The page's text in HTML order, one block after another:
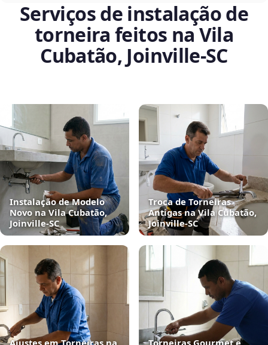
Serviços de instalação de
torneira feitos na Vila
Cubatão, Joinville‑SC
Instalação de Modelo
Novo na Vila Cubatão,
Joinville‑SC
Troca de Torneiras
Antigas na Vila Cubatão,
Joinville‑SC